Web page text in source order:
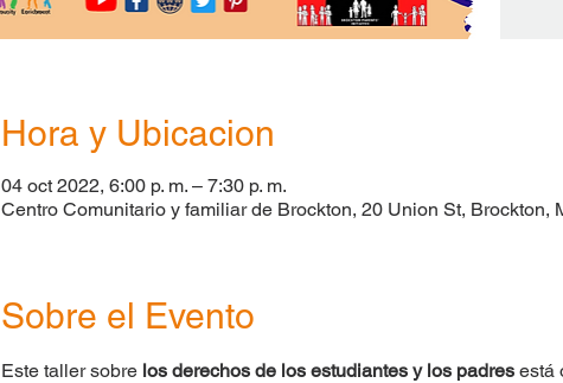
Hora y Ubicacion
04 oct 2022, 6:00 p. m. – 7:30 p. m.
Centro Comunitario y familiar de Brockton, 20 Union St, Brockton,
Sobre el Evento
Este taller sobre los derechos de los estudiantes y los padres está